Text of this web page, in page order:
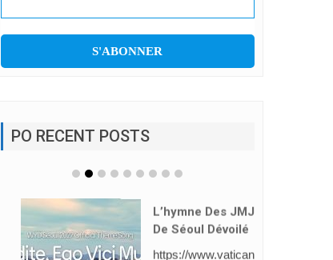
PO RECENT POSTS
L’hymne Des JMJ
De Séoul Dévoilé
https://www.vatican